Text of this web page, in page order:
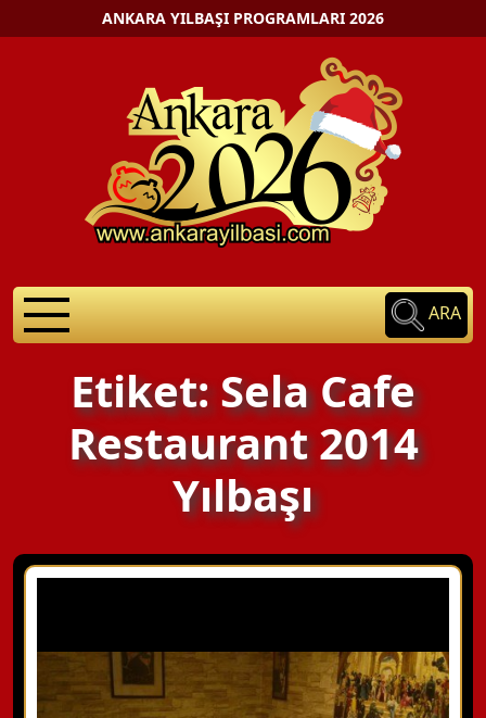
ANKARA YILBAŞI PROGRAMLARI 2026
ARA
Etiket: Sela Cafe
Restaurant 2014
Yılbaşı